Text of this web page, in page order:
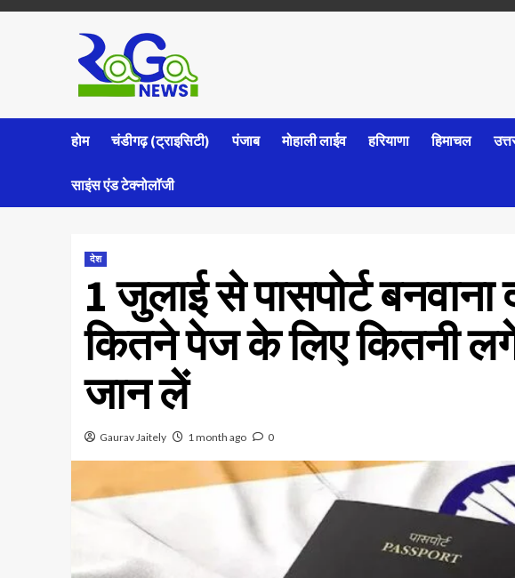
होम चंडीगढ़ (ट्राइसिटी) पंजाब मोहाली लाईव हरियाणा हिमाचल
साइंस एंड टेक्नोलॉजी
देश
1 जुलाई से पासपोर्ट बनवाना
कितने पेज के लिए कितनी
जान लें
Gaurav Jaitely 1 month ago 0